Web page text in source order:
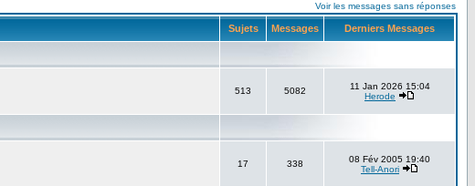
Voir les messages sans réponses
Sujets Messages Derniers Messages
513 5082
11 Jan 2026 15:04
Herode
17 338
08 Fév 2005 19:40
Tell-Anori